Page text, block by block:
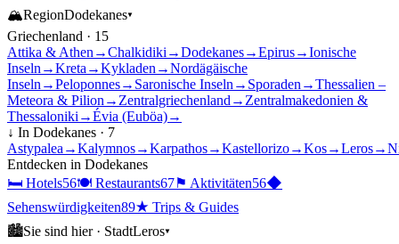
🏔RegionDodekanes▾
Griechenland · 15
Attika & Athen →Chalkidiki →Dodekanes→Epirus→Ionische
Inseln →Kreta →Kykladen →Nordägäische
Inseln →Peloponnes→ Saronische Inseln → Sporaden →Thessalien –
Meteora & Pilion → Zentralgriechenland → Zentralmakedonien &
Thessaloniki →Évia (Euböa)→
↓ In Dodekanes · 7
Astypalea →Kalymnos→Karpathos→Kastellorizo→Kos→Leros→
Entdecken in Dodekanes
🛏 Hotels56🍽 Restaurants67⚑ Aktivitäten56◆
Sehenswürdigkeiten89★ Trips & Guides
🏙Sie sind hier · StadtLeros▾